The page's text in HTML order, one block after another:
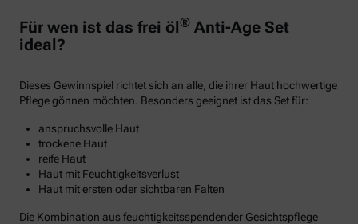
Für wen ist das frei öl® Anti-Age Set
ideal?
Dieses Gewinnspiel richtet sich an alle, die ihrer Haut hochwertige
Pflege gönnen möchten. Besonders geeignet ist das Set für:
anspruchsvolle Haut
trockene Haut
reife Haut
Haut mit Feuchtigkeitsverlust
Haut mit ersten oder sichtbaren Falten
Die Kombination aus feuchtigkeitsspendender Gesichtspflege